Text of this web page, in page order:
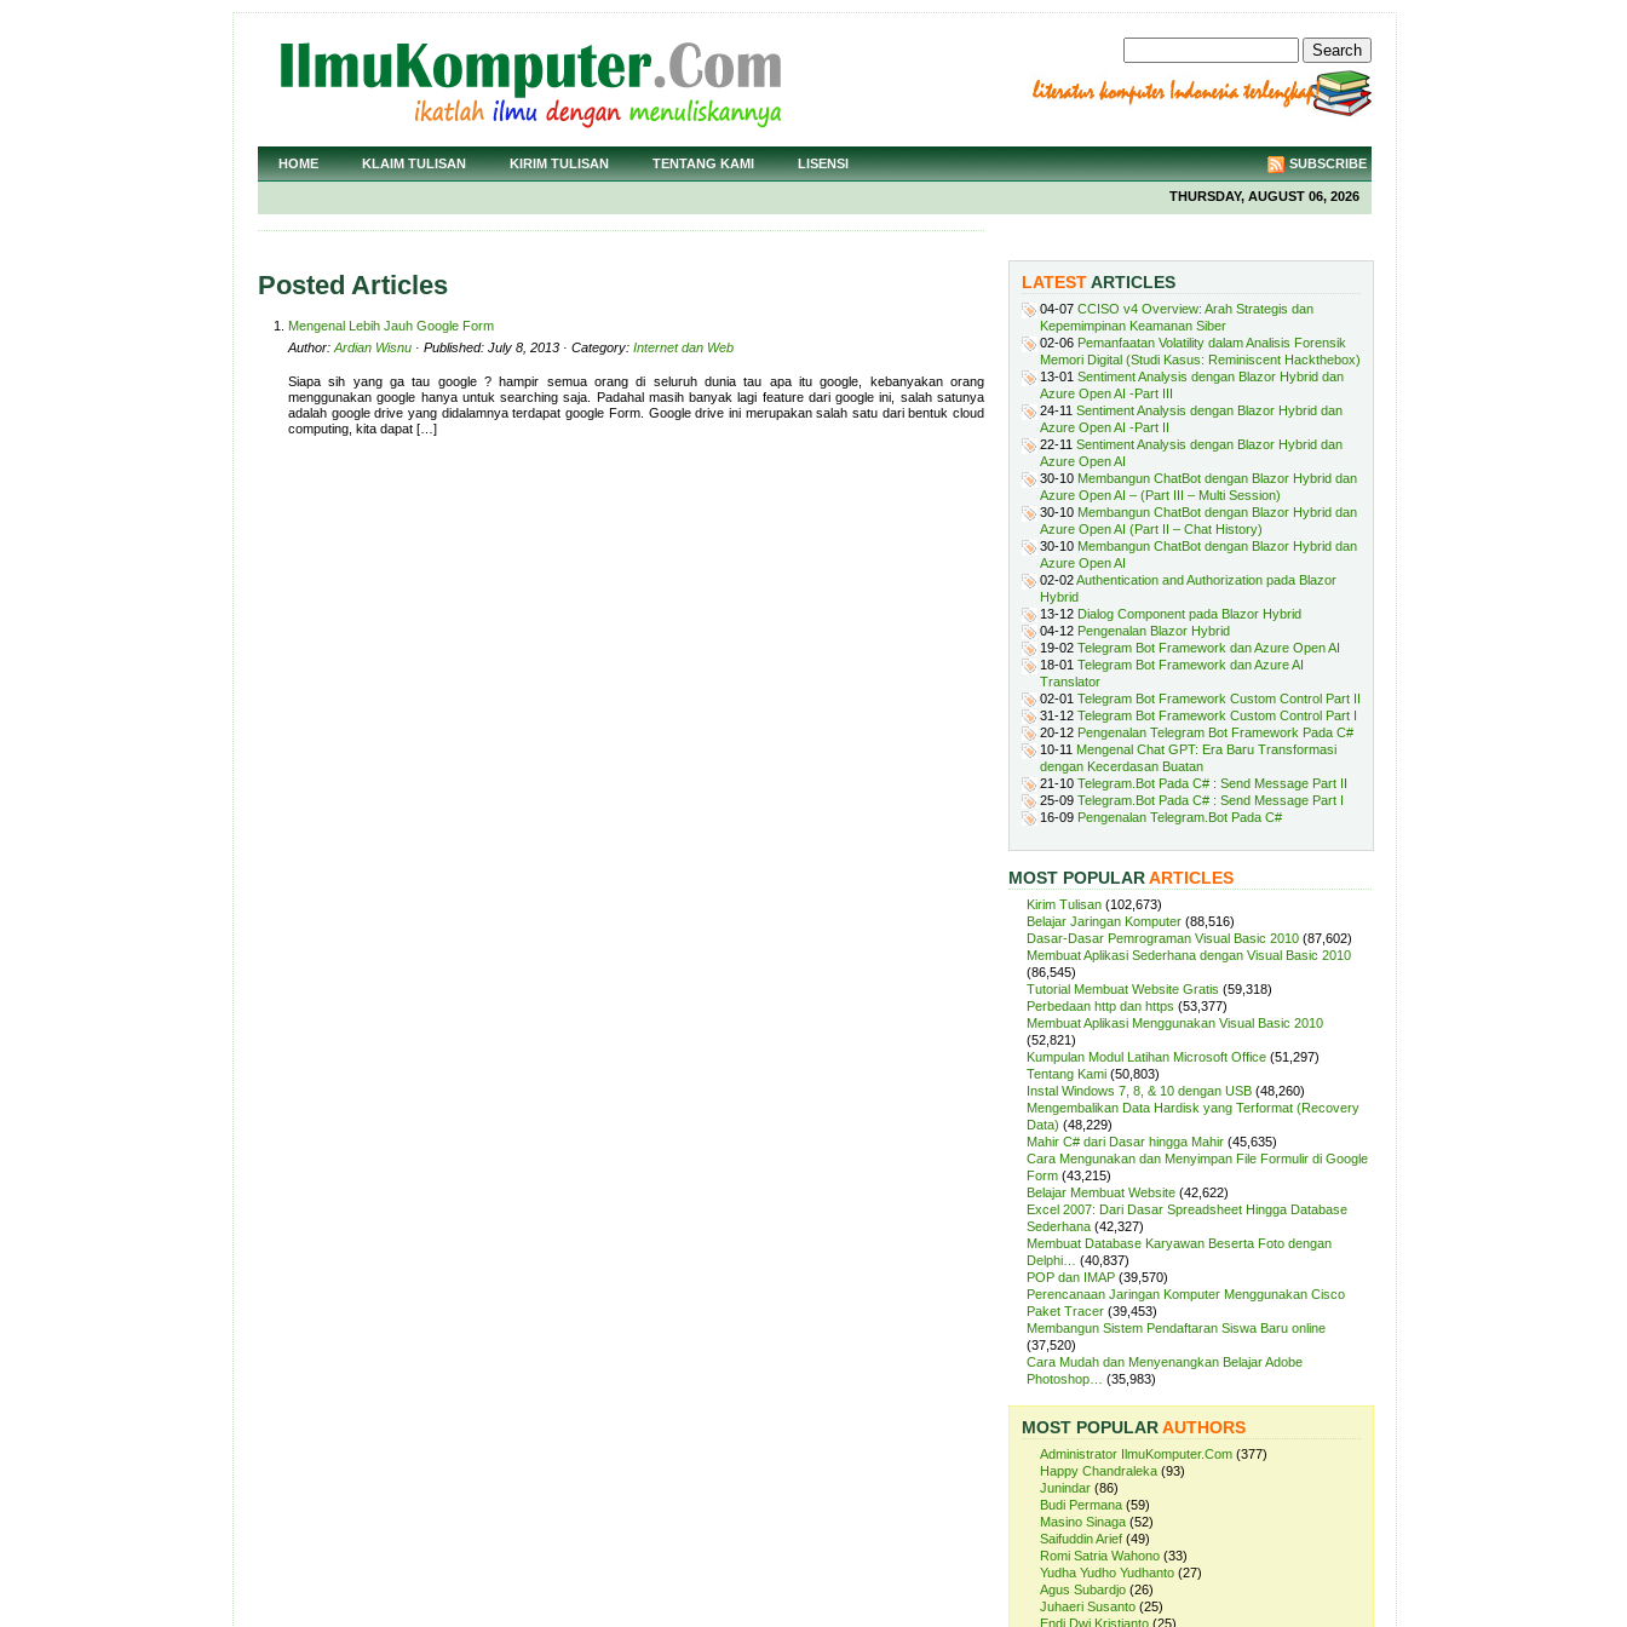
HOME KLAIM TULISAN KIRIM TULISAN TENTANG KAMI LISENSI SUBSCRIBE
THURSDAY, AUGUST 06, 2026
Posted Articles
Mengenal Lebih Jauh Google Form
Author: Ardian Wisnu · Published: July 8, 2013 · Category: Internet dan Web
Siapa sih yang ga tau google ? hampir semua orang di seluruh dunia tau apa itu google, kebanyakan orang
menggunakan google hanya untuk searching saja. Padahal masih banyak lagi feature dari google ini, salah satunya
adalah google drive yang didalamnya terdapat google Form. Google drive ini merupakan salah satu dari bentuk cloud
computing, kita dapat […]
LATESTARTICLES
04-07 CCISO v4 Overview: Arah Strategis dan
Kepemimpinan Keamanan Siber
02-06 Pemanfaatan Volatility dalam Analisis Forensik
Memori Digital (Studi Kasus: Reminiscent Hackthebox)
13-01 Sentiment Analysis dengan Blazor Hybrid dan
Azure Open AI -Part III
24-11 Sentiment Analysis dengan Blazor Hybrid dan
Azure Open AI -Part II
22-11 Sentiment Analysis dengan Blazor Hybrid dan
Azure Open AI
30-10 Membangun ChatBot dengan Blazor Hybrid dan
Azure Open AI – (Part III – Multi Session)
30-10 Membangun ChatBot dengan Blazor Hybrid dan
Azure Open AI (Part II – Chat History)
30-10 Membangun ChatBot dengan Blazor Hybrid dan
Azure Open AI
02-02Authentication and Authorization pada Blazor
Hybrid
13-12 Dialog Component pada Blazor Hybrid
04-12 Pengenalan Blazor Hybrid
19-02 Telegram Bot Framework dan Azure Open AI
18-01 Telegram Bot Framework dan Azure AI
Translator
02-01 Telegram Bot Framework Custom Control Part II
31-12 Telegram Bot Framework Custom Control Part I
20-12 Pengenalan Telegram Bot Framework Pada C#
10-11 Mengenal Chat GPT: Era Baru Transformasi
dengan Kecerdasan Buatan
21-10 Telegram.Bot Pada C# : Send Message Part II
25-09 Telegram.Bot Pada C# : Send Message Part I
16-09 Pengenalan Telegram.Bot Pada C#
MOST POPULARARTICLES
Kirim Tulisan (102,673)
Belajar Jaringan Komputer (88,516)
Dasar-Dasar Pemrograman Visual Basic 2010 (87,602)
Membuat Aplikasi Sederhana dengan Visual Basic 2010
(86,545)
Tutorial Membuat Website Gratis (59,318)
Perbedaan http dan https (53,377)
Membuat Aplikasi Menggunakan Visual Basic 2010
(52,821)
Kumpulan Modul Latihan Microsoft Office (51,297)
Tentang Kami (50,803)
Instal Windows 7, 8, & 10 dengan USB (48,260)
Mengembalikan Data Hardisk yang Terformat (Recovery
Data) (48,229)
Mahir C# dari Dasar hingga Mahir (45,635)
Cara Mengunakan dan Menyimpan File Formulir di Google
Form (43,215)
Belajar Membuat Website (42,622)
Excel 2007: Dari Dasar Spreadsheet Hingga Database
Sederhana (42,327)
Membuat Database Karyawan Beserta Foto dengan
Delphi…
(40,837)
POP dan IMAP (39,570)
Perencanaan Jaringan Komputer Menggunakan Cisco
Paket Tracer (39,453)
Membangun Sistem Pendaftaran Siswa Baru online
(37,520)
Cara Mudah dan Menyenangkan Belajar Adobe
Photoshop…
(35,983)
MOST POPULARAUTHORS
Administrator IlmuKomputer.Com (377)
Happy Chandraleka (93)
Junindar (86)
Budi Permana (59)
Masino Sinaga (52)
Saifuddin Arief (49)
Romi Satria Wahono (33)
Yudha Yudho Yudhanto (27)
Agus Subardjo (26)
Juhaeri Susanto (25)
Endi Dwi Kristianto (25)